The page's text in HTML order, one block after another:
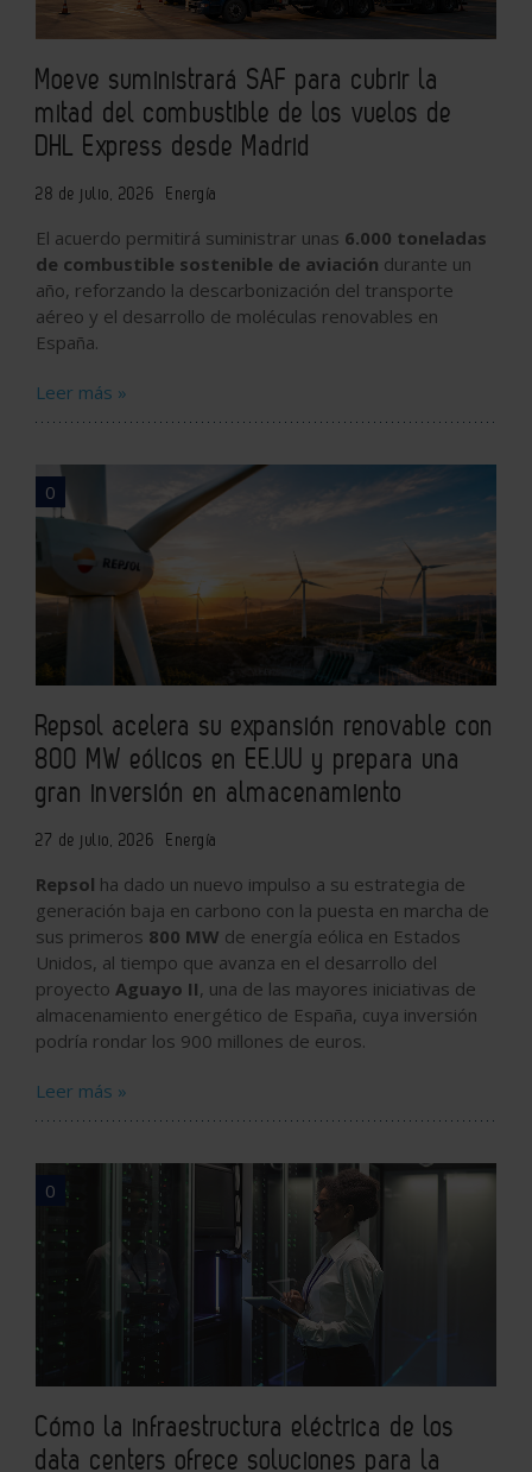
Moeve suministrará SAF para cubrir la
mitad del combustible de los vuelos de
DHL Express desde Madrid
28 de julio, 2026 Energía
El acuerdo permitirá suministrar unas 6.000 toneladas
de combustible sostenible de aviación durante un
año, reforzando la descarbonización del transporte
aéreo y el desarrollo de moléculas renovables en
España.
Leer más »
0
Repsol acelera su expansión renovable con
800 MW eólicos en EE.UU y prepara una
gran inversión en almacenamiento
27 de julio, 2026 Energía
Repsol ha dado un nuevo impulso a su estrategia de
generación baja en carbono con la puesta en marcha de
sus primeros 800 MW de energía eólica en Estados
Unidos, al tiempo que avanza en el desarrollo del
proyecto Aguayo II, una de las mayores iniciativas de
almacenamiento energético de España, cuya inversión
podría rondar los 900 millones de euros.
Leer más »
0
Cómo la infraestructura eléctrica de los
data centers ofrece soluciones para la